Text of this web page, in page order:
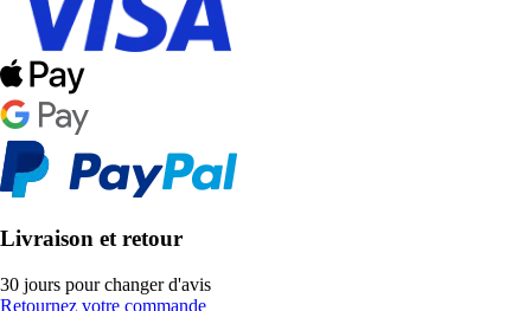
Livraison et retour
30 jours pour changer d'avis
Retournez votre commande